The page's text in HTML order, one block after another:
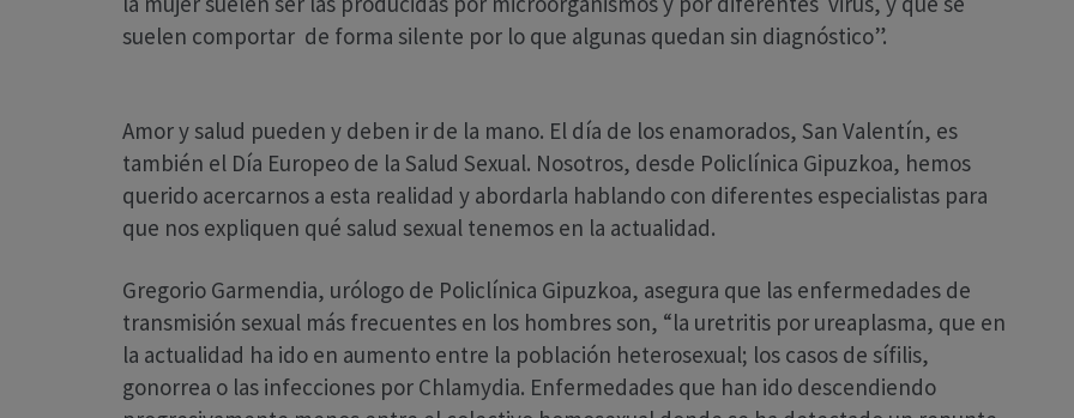
suelen comportar de forma silente por lo que algunas quedan sin diagnóstico”.
Amor y salud pueden y deben ir de la mano. El día de los enamorados, San Valentín, es
también el Día Europeo de la Salud Sexual. Nosotros, desde Policlínica Gipuzkoa, hemos
querido acercarnos a esta realidad y abordarla hablando con diferentes especialistas para
que nos expliquen qué salud sexual tenemos en la actualidad.
Gregorio Garmendia, urólogo de Policlínica Gipuzkoa, asegura que las enfermedades de
transmisión sexual más frecuentes en los hombres son, “la uretritis por ureaplasma, que en
la actualidad ha ido en aumento entre la población heterosexual; los casos de sífilis,
gonorrea o las infecciones por Chlamydia. Enfermedades que han ido descendiendo